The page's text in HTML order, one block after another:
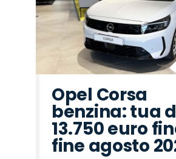
Rover
Romeo
Opel Corsa
benzina: tua
13.750 euro
fine agosto